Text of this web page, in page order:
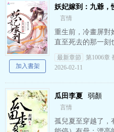
妖妃嫁到：九爺，
言情
重生前，冷畫屏對
直至死去的那一刻
冷畫屏執念更甚。
斗后娘、打庶姐
最新章節
第1006章
2026-02-11
加入書架
瓜田李夏 弱顏
言情
孤兒夏至穿越了